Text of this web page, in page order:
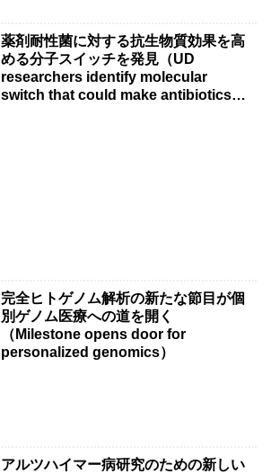
薬剤耐性菌に対する抗生物質効果を高
める分子スイッチを発見（UD
researchers identify molecular
switch that could make antibiotics
完全ヒトゲノム解析の新たな節目が個
別ゲノム医療への道を開く
（Milestone opens door for
personalized genomics）
アルツハイマー病研究のための新しい